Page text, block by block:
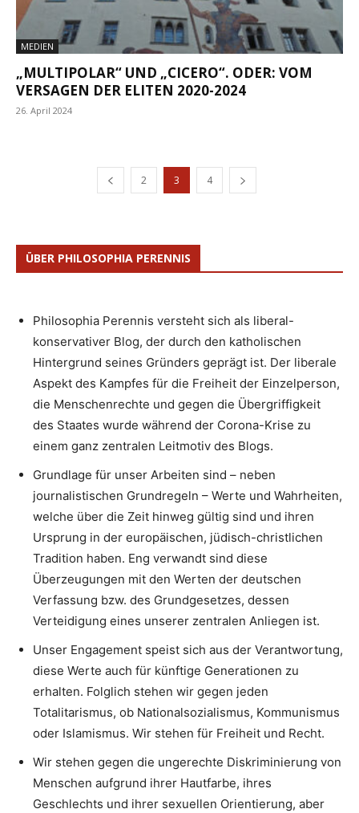
MEDIEN
„MULTIPOLAR“ UND „CICERO“. ODER: VOM
VERSAGEN DER ELITEN 2020-2024
26. April 2024
2 3 4
ÜBER PHILOSOPHIA PERENNIS
Philosophia Perennis versteht sich als liberal-
konservativer Blog, der durch den katholischen
Hintergrund seines Gründers geprägt ist. Der liberale
Aspekt des Kampfes für die Freiheit der Einzelperson,
die Menschenrechte und gegen die Übergriffigkeit
des Staates wurde während der Corona-Krise zu
einem ganz zentralen Leitmotiv des Blogs.
Grundlage für unser Arbeiten sind – neben
journalistischen Grundregeln – Werte und Wahrheiten,
welche über die Zeit hinweg gültig sind und ihren
Ursprung in der europäischen, jüdisch-christlichen
Tradition haben. Eng verwandt sind diese
Überzeugungen mit den Werten der deutschen
Verfassung bzw. des Grundgesetzes, dessen
Verteidigung eines unserer zentralen Anliegen ist.
Unser Engagement speist sich aus der Verantwortung,
diese Werte auch für künftige Generationen zu
erhalten. Folglich stehen wir gegen jeden
Totalitarismus, ob Nationalsozialismus, Kommunismus
oder Islamismus. Wir stehen für Freiheit und Recht.
Wir stehen gegen die ungerechte Diskriminierung von
Menschen aufgrund ihrer Hautfarbe, ihres
Geschlechts und ihrer sexuellen Orientierung, aber